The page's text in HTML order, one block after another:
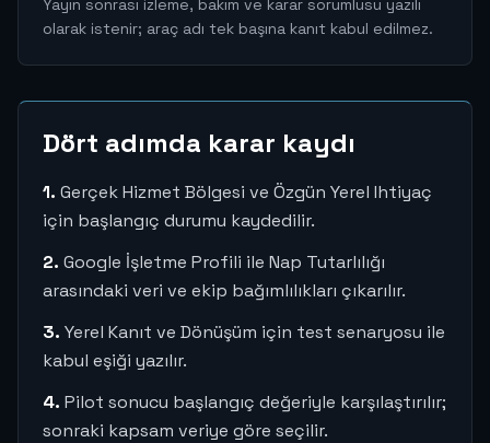
Yayın sonrası izleme, bakım ve karar sorumlusu yazılı
olarak istenir; araç adı tek başına kanıt kabul edilmez.
Dört adımda karar kaydı
1. Gerçek Hizmet Bölgesi ve Özgün Yerel Ihtiyaç
için başlangıç durumu kaydedilir.
2. Google İşletme Profili ile Nap Tutarlılığı
arasındaki veri ve ekip bağımlılıkları çıkarılır.
3. Yerel Kanıt ve Dönüşüm için test senaryosu ile
kabul eşiği yazılır.
4. Pilot sonucu başlangıç değeriyle karşılaştırılır;
sonraki kapsam veriye göre seçilir.